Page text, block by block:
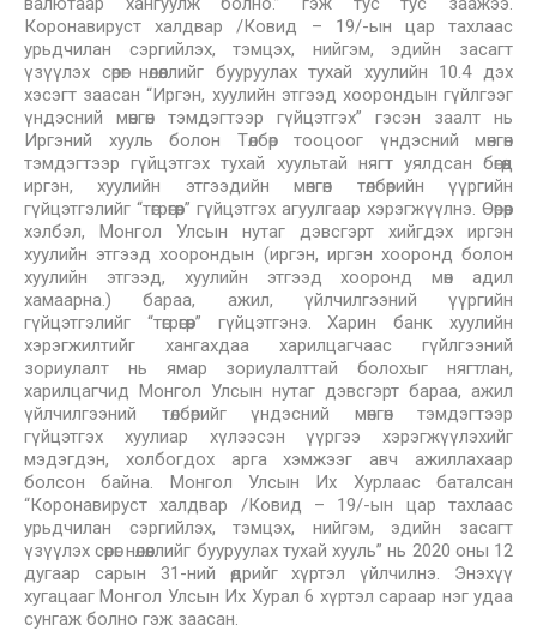
Коронавируст халдвар /Ковид – 19/-ын цар тахлаас
урьдчилан сэргийлэх, тэмцэх, нийгэм, эдийн засагт
үзүүлэх сөрөг нөлөөллийг бууруулах тухай хуулийн 10.4 дэх
хэсэгт заасан “Иргэн, хуулийн этгээд хоорондын гүйлгээг
үндэсний мөнгөн тэмдэгтээр гүйцэтгэх” гэсэн заалт нь
Иргэний хууль болон Төлбөр тооцоог үндэсний мөнгөн
тэмдэгтээр гүйцэтгэх тухай хуультай нягт уялдсан бөгөөд
иргэн, хуулийн этгээдийн мөнгөн төлбөрийн үүргийн
гүйцэтгэлийг “төгрөгөөр” гүйцэтгэх агуулгаар хэрэгжүүлнэ. Өөрөөр
хэлбэл, Монгол Улсын нутаг дэвсгэрт хийгдэх иргэн
хуулийн этгээд хоорондын (иргэн, иргэн хооронд болон
хуулийн этгээд, хуулийн этгээд хооронд мөн адил
хамаарна.) бараа, ажил, үйлчилгээний үүргийн
гүйцэтгэлийг “төгрөгөөр” гүйцэтгэнэ. Харин банк хуулийн
хэрэгжилтийг хангахдаа харилцагчаас гүйлгээний
зориулалт нь ямар зориулалттай болохыг нягтлан,
харилцагчид Монгол Улсын нутаг дэвсгэрт бараа, ажил
үйлчилгээний төлбөрийг үндэсний мөнгөн тэмдэгтээр
гүйцэтгэх хуулиар хүлээсэн үүргээ хэрэгжүүлэхийг
мэдэгдэн, холбогдох арга хэмжээг авч ажиллахаар
болсон байна. Монгол Улсын Их Хурлаас баталсан
“Коронавируст халдвар /Ковид – 19/-ын цар тахлаас
урьдчилан сэргийлэх, тэмцэх, нийгэм, эдийн засагт
үзүүлэх сөрөг нөлөөллийг бууруулах тухай хууль” нь 2020 оны 12
дугаар сарын 31-ний өдрийг хүртэл үйлчилнэ. Энэхүү
хугацааг Монгол Улсын Их Хурал 6 хүртэл сараар нэг удаа
сунгаж болно гэж заасан.